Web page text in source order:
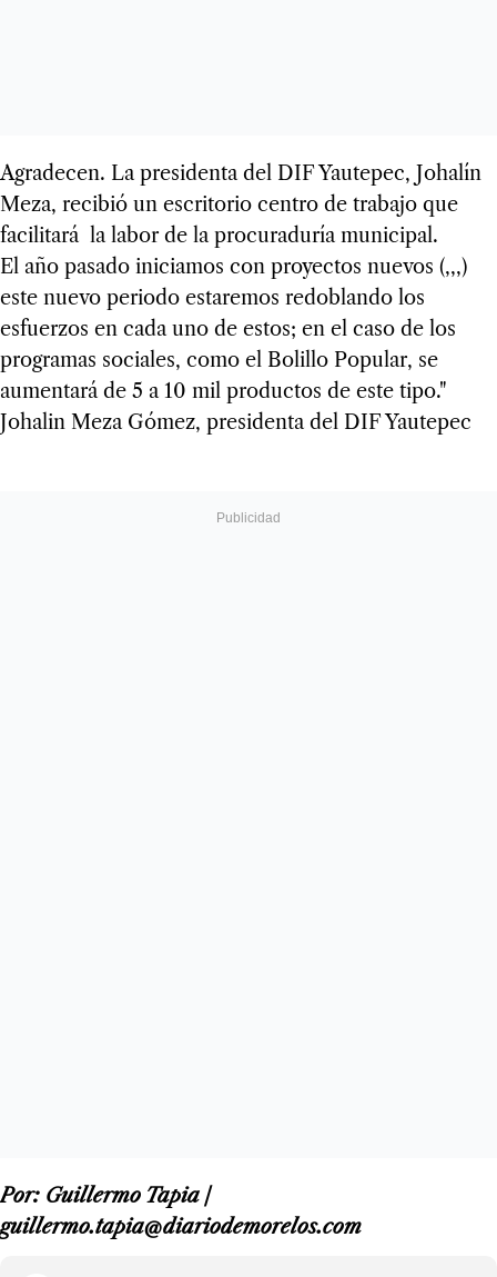
Agradecen. La presidenta del DIF Yautepec, Johalín
Meza, recibió un escritorio centro de trabajo que
facilitará la labor de la procuraduría municipal.
El año pasado iniciamos con proyectos nuevos (,,,)
este nuevo periodo estaremos redoblando los
esfuerzos en cada uno de estos; en el caso de los
programas sociales, como el Bolillo Popular, se
aumentará de 5 a 10 mil productos de este tipo."
Johalin Meza Gómez, presidenta del DIF Yautepec
Por: Guillermo Tapia /
guillermo.tapia@diariodemorelos.com